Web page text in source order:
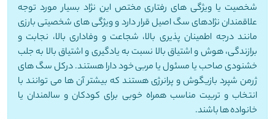
شخصیت یا ویژگی های رفتاری مختص این نژاد بسیار مورد توجه
علاقمندان نژادهای سگ اصیل قرار دارد و ویژگی های شخصیتی بارزی
مانند درجه اطمینان پذیری بالا، شجاعت و وفاداری بالا، نجابت و
برازندگی، هوش و اشتیاق بالا نسبت به یادگیری و اشتیاق بالا به جلب
خشنودی صاحب یا مسئول یا مربی خود دارا هستند. درکل سگ های
ژرمن شپرد بازیگوش و پرانرژی هستند که بیشتر آن ها می توانند با
انتخاب و تربیت مناسب همراه خوبی برای کودکان و سالمندان یا
خانواده ها باشند.